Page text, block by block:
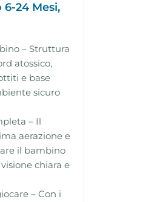
24 Mesi,
– Struttura
atossico,
e base
sicuro
– Il
aerazione e
il bambino
chiara e
– Con i